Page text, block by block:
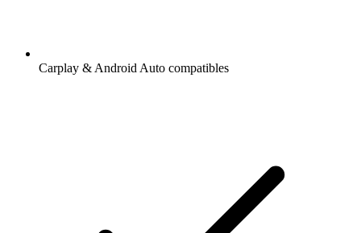
Carplay & Android Auto compatibles